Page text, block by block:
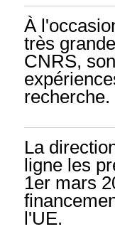
À
très
CNRS,
recherche.
La
ligne les
1er mars
l'UE.